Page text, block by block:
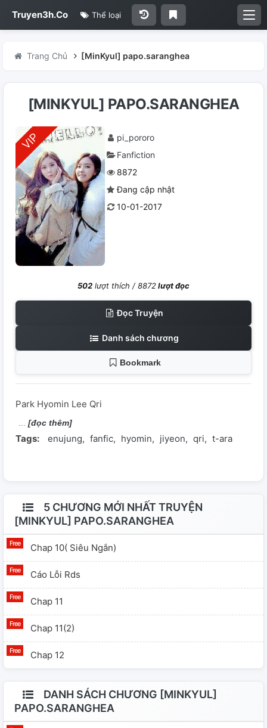
Truyen3h.Co Thể loại
Trang Chủ [MinKyul] papo.saranghea
[MINKYUL] PAPO.SARANGHEA
pi_pororo
Fanfiction
8872
Đang cập nhật
10-01-2017
502 lượt thích /8872lượt đọc
Đọc Truyện
Danh sách chương
Bookmark
Park Hyomin Lee Qri
[đọc thêm]
Tags: enujung fanfic hyomin jiyeon qri t-ara
5 CHƯƠNG MỚI NHẤT TRUYỆN
[MINKYUL] PAPO.SARANGHEA
Chap 10( Siêu Ngắn)
Cáo Lỗi Rds
Chap 11
Chap 11(2)
Chap 12
DANH SÁCH CHƯƠNG [MINKYUL]
PAPO.SARANGHEA